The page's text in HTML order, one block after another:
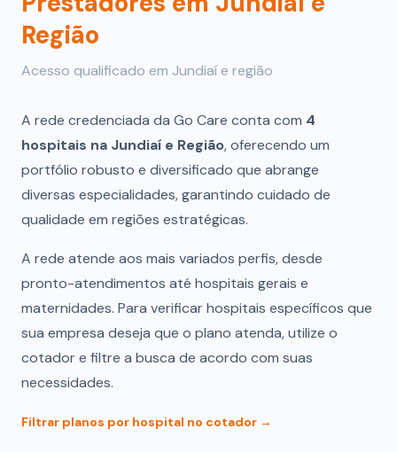
Região
Acesso qualificado em Jundiaí e região
A rede credenciada da Go Care conta com 4
hospitais na Jundiaí e Região, oferecendo um
portfólio robusto e diversificado que abrange
diversas especialidades, garantindo cuidado de
qualidade em regiões estratégicas.
A rede atende aos mais variados perfis, desde
pronto-atendimentos até hospitais gerais e
maternidades. Para verificar hospitais específicos que
sua empresa deseja que o plano atenda, utilize o
cotador e filtre a busca de acordo com suas
necessidades.
Filtrar planos por hospital no cotador →